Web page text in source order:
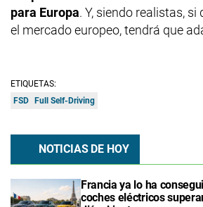
para Europa. Y, siendo realistas,
el mercado europeo, tendrá que
ETIQUETAS:
FSD
Full Self-Driving
NOTICIAS DE HOY
Francia ya lo ha
coches eléctricos